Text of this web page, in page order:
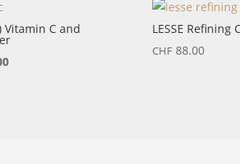
Vitamin C and
Aktueller
LESSE Refining
CHF88.00